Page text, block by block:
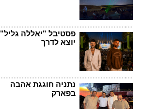
פסטיבל "יאללה גליל"
יוצא לדרך
נתניה חוגגת אהבה
בפארק